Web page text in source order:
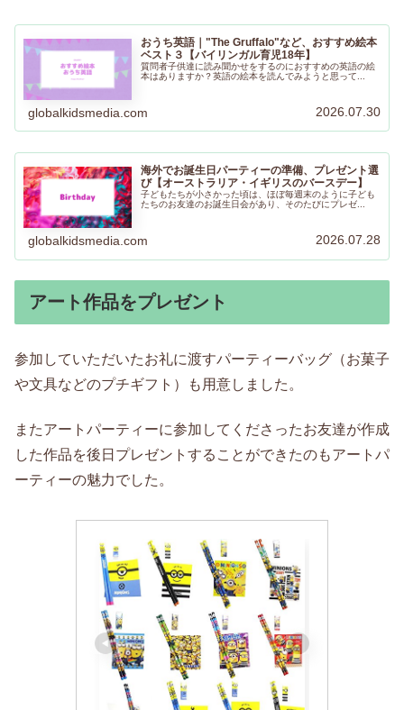
おうち英語｜"The Gruffalo"など、おすすめ絵本
ベスト３【バイリンガル育児18年】
質問者子供達に読み聞かせをするのにおすすめの英語の絵
本はありますか？英語の絵本を読んでみようと思って...
globalkidsmedia.com 2026.07.30
海外でお誕生日パーティーの準備、プレゼント選
び【オーストラリア・イギリスのバースデー】
子どもたちが小さかった頃は、ほぼ毎週末のように子ども
たちのお友達のお誕生日会があり、そのたびにプレゼ...
globalkidsmedia.com 2026.07.28
アート作品をプレゼント
参加していただいたお礼に渡すパーティーバッグ（お菓子
や文具などのプチギフト）も用意しました。
またアートパーティーに参加してくださったお友達が作成
した作品を後日プレゼントすることができたのもアートパ
ーティーの魅力でした。